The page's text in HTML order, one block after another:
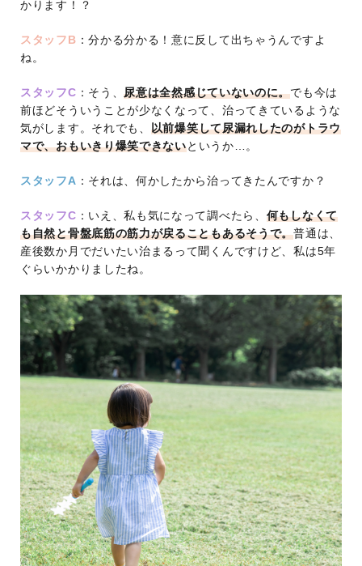
かります！？
スタッフB ：分かる分かる！意に反して出ちゃうんですよ
ね。
スタッフC ：そう、尿意は全然感じていないのに。でも今は
前ほどそういうことが少なくなって、治ってきているような
気がします。それでも、 以前爆笑して尿漏れしたのがトラウ
マで、おもいきり爆笑できないというか…。
スタッフA ：それは、何かしたから治ってきたんですか？
スタッフC ：いえ、私も気になって調べたら、 何もしなくて
も自然と骨盤底筋の筋力が戻ることもあるそうで。普通は、
産後数か月でだいたい治まるって聞くんですけど、私は5年
ぐらいかかりましたね。